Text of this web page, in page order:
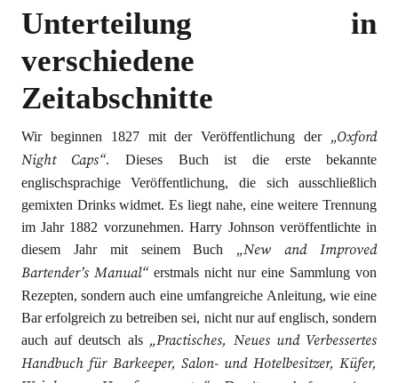
Unterteilung in
verschiedene
Zeitabschnitte
Wir beginnen 1827 mit der Veröffentlichung der „Oxford
Night Caps“. Dieses Buch ist die erste bekannte
englischsprachige Veröffentlichung, die sich ausschließlich
gemixten Drinks widmet. Es liegt nahe, eine weitere Trennung
im Jahr 1882 vorzunehmen. Harry Johnson veröffentlichte in
diesem Jahr mit seinem Buch „New and Improved
Bartender’s Manual“erstmals nicht nur eine Sammlung von
Rezepten, sondern auch eine umfangreiche Anleitung, wie eine
Bar erfolgreich zu betreiben sei, nicht nur auf englisch, sondern
auch auf deutsch als „Practisches, Neues und Verbessertes
Handbuch für Barkeeper, Salon- und Hotelbesitzer, Küfer,